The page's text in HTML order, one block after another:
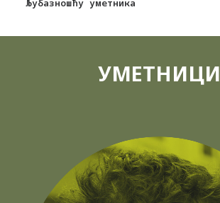
Љубазношћу уметника
УМЕТНИЦИ